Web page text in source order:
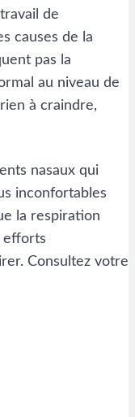
de
causes de la
pas la
au niveau de
à craindre,
nasaux qui
inconfortables
la respiration
efforts
Consultez votre